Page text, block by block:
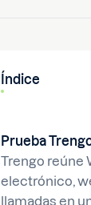
Índice
Prueba
Trengo reúne
electrónico,
llamadas en